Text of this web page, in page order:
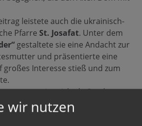
leistete auch die ukrainisch-
Pfarre St. Josafat. Unter dem
gestaltete sie eine Andacht zur
und präsentierte eine
großes Interesse stieß und zum
erwies sich als Ort der
Atmosphäre bot sich die
ins Gespräch zu kommen,
wir nutzen